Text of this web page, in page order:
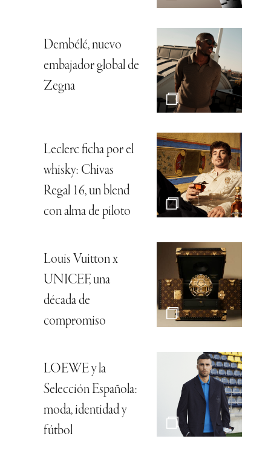
Dembélé, nuevo
embajador global de
Zegna
Leclerc ficha por el
whisky: Chivas
Regal 16, un blend
con alma de piloto
Louis Vuitton x
UNICEF, una
década de
compromiso
LOEWE y la
Selección Española:
moda, identidad y
fútbol